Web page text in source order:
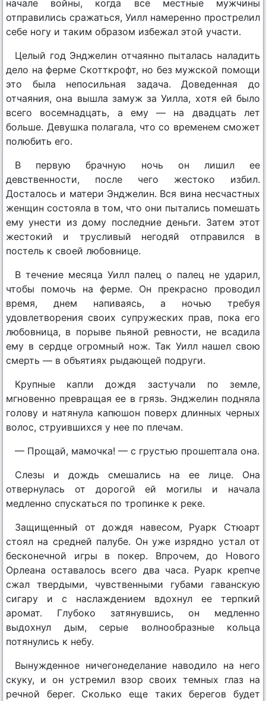
начале войны, когда все местные мужчины
отправились сражаться, Уилл намеренно прострелил
себе ногу и таким образом избежал этой участи.
Целый год Энджелин отчаянно пыталась наладить
дело на ферме Скотткрофт, но без мужской помощи
это была непосильная задача. Доведенная до
отчаяния, она вышла замуж за Уилла, хотя ей было
всего восемнадцать, а ему — на двадцать лет
больше. Девушка полагала, что со временем сможет
полюбить его.
В первую брачную ночь он лишил ее
девственности, после чего жестоко избил.
Досталось и матери Энджелин. Вся вина несчастных
женщин состояла в том, что они пытались помешать
ему унести из дому последние деньги. Затем этот
жестокий и трусливый негодяй отправился в
постель к своей любовнице.
В течение месяца Уилл палец о палец не ударил,
чтобы помочь на ферме. Он прекрасно проводил
время, днем напиваясь, а ночью требуя
удовлетворения своих супружеских прав, пока его
любовница, в порыве пьяной ревности, не всадила
ему в сердце огромный нож. Так Уилл нашел свою
смерть — в объятиях рыдающей подруги.
Крупные капли дождя застучали по земле,
мгновенно превращая ее в грязь. Энджелин подняла
голову и натянула капюшон поверх длинных черных
волос, струившихся у нее по плечам.
— Прощай, мамочка! — с грустью прошептала она.
Слезы и дождь смешались на ее лице. Она
отвернулась от дорогой ей могилы и начала
медленно спускаться по тропинке к реке.
Защищенный от дождя навесом, Руарк Стюарт
стоял на средней палубе. Он уже изрядно устал от
бесконечной игры в покер. Впрочем, до Нового
Орлеана оставалось всего два часа. Руарк крепче
сжал твердыми, чувственными губами гаванскую
сигару и с наслаждением вдохнул ее терпкий
аромат. Глубоко затянувшись, он медленно
выдохнул дым, серые волнообразные кольца
потянулись к небу.
Вынужденное ничегонеделание наводило на него
скуку, и он устремил взор своих темных глаз на
речной берег. Сколько еще таких берегов будет